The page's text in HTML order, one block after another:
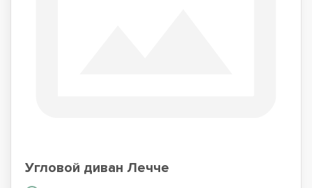
Угловой диван Лечче